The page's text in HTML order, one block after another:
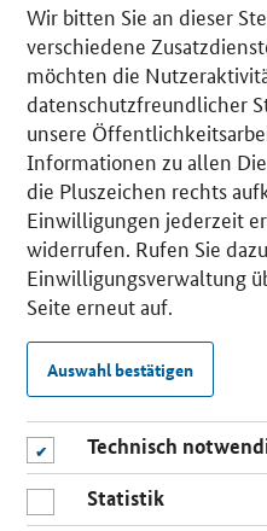
Wir bitten Sie an dieser
verschiedene
möchten die
datenschutzfreundlicher
unsere
Informationen zu allen
die Pluszeichen rechts
Einwilligungen jederzeit
widerrufen. Rufen Sie
Einwilligungsverwaltung
Seite erneut auf.
Auswahl bestätigen
Technisch
Statistik